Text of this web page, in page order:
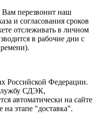
перезвонит наш
и согласования сроков
отслеживать в личном
в рабочие дни с
Российской Федерации.
СДЭК,
автоматически на сайте
на этапе "доставка".